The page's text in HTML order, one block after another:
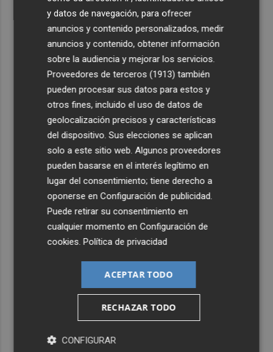
y datos de navegación, para ofrecer
anuncios y contenido personalizados, medir
anuncios y contenido, obtener información
sobre la audiencia y mejorar los servicios.
Proveedores de terceros (1913) también
pueden procesar sus datos para estos y
otros fines, incluido el uso de datos de
geolocalización precisos y características
del dispositivo. Sus elecciones se aplican
solo a este sitio web. Algunos proveedores
pueden basarse en el interés legítimo en
lugar del consentimiento; tiene derecho a
oponerse enConfiguración de publicidad.
Puede retirar su consentimiento en
cualquier momento enConfiguración de
cookies.Política de privacidad
ACEPTAR TODO
RECHAZAR TODO
CONFIGURAR